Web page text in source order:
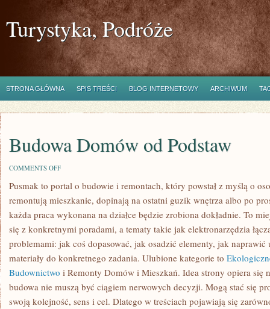
Turystyka, Podróże
STRONA GŁÓWNA SPIS TREŚCI BLOG INTERNETOWY ARCHIWUM
Budowa Domów od Podstaw
COMMENTS OFFON
DOMÓW
PODSTAW
Pusmak to portal o budowie i remontach, który powstał z myślą o
remontują mieszkanie, dopinają na ostatni guzik wnętrza albo po
każda praca wykonana na działce będzie zrobiona dokładnie. To
się z konkretnymi poradami, a tematy takie jak elektronarzędzia
problemami: jak coś dopasować, jak osadzić elementy, jak naprawić
materiały do konkretnego zadania. Ulubione kategorie to
Budownictwo i Remonty Domów i Mieszkań. Idea strony opiera się
budowa nie muszą być ciągiem nerwowych decyzji. Mogą stać się
swoją kolejność, sens i cel. Dlatego w treściach pojawiają się